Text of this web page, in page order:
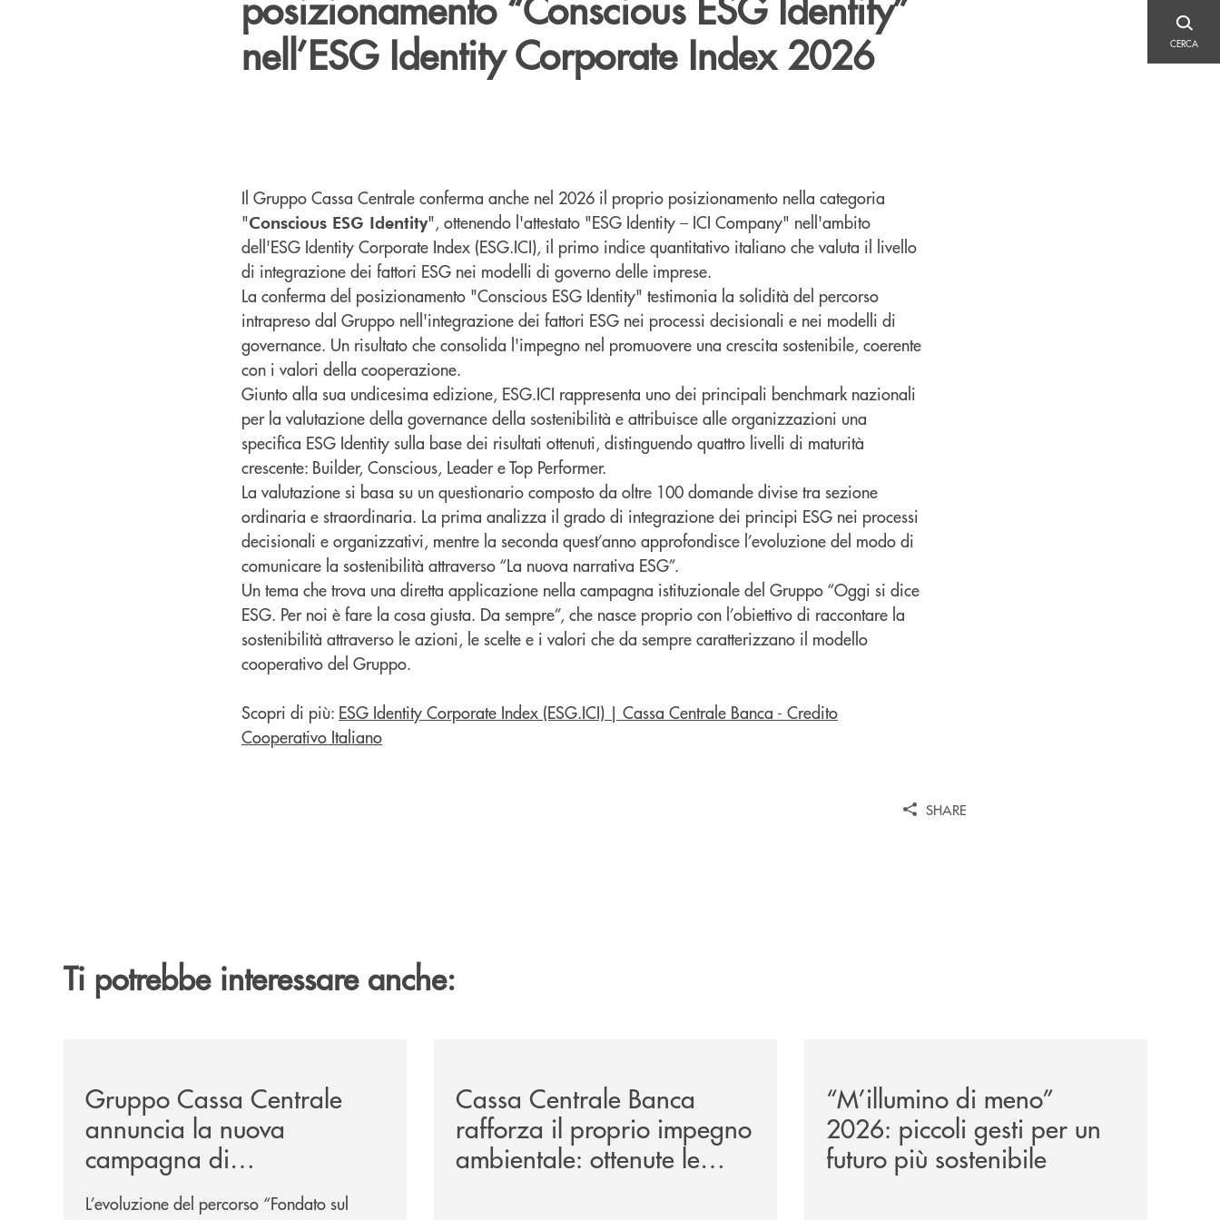
CERCA
nell’ESG Identity Corporate Index 2026
Il Gruppo Cassa Centrale conferma anche nel 2026 il proprio posizionamento nella categoria
"Conscious ESG Identity", ottenendo l'attestato "ESG Identity – ICI Company" nell'ambito
dell'ESG Identity Corporate Index (ESG.ICI), il primo indice quantitativo italiano che valuta il livello
di integrazione dei fattori ESG nei modelli di governo delle imprese.
La conferma del posizionamento "Conscious ESG Identity" testimonia la solidità del percorso
intrapreso dal Gruppo nell'integrazione dei fattori ESG nei processi decisionali e nei modelli di
governance. Un risultato che consolida l'impegno nel promuovere una crescita sostenibile, coerente
con i valori della cooperazione.
Giunto alla sua undicesima edizione, ESG.ICI rappresenta uno dei principali benchmark nazionali
per la valutazione della governance della sostenibilità e attribuisce alle organizzazioni una
specifica ESG Identity sulla base dei risultati ottenuti, distinguendo quattro livelli di maturità
crescente: Builder, Conscious, Leader e Top Performer.
La valutazione si basa su un questionario composto da oltre 100 domande divise tra sezione
ordinaria e straordinaria. La prima analizza il grado di integrazione dei principi ESG nei processi
decisionali e organizzativi, mentre la seconda quest’anno approfondisce l’evoluzione del modo di
comunicare la sostenibilità attraverso “La nuova narrativa ESG”.
Un tema che trova una diretta applicazione nella campagna istituzionale del Gruppo “Oggi si dice
ESG. Per noi è fare la cosa giusta. Da sempre”, che nasce proprio con l’obiettivo di raccontare la
sostenibilità attraverso le azioni, le scelte e i valori che da sempre caratterizzano il modello
cooperativo del Gruppo.
Scopri di più: ESG Identity Corporate Index (ESG.ICI) | Cassa Centrale Banca - Credito
Cooperativo Italiano
SHARE
Ti potrebbe interessare anche:
Gruppo Cassa Centrale
annuncia la nuova
campagna di
comunicazione
L’evoluzione del percorso “Fondato sul
Cassa Centrale Banca
rafforza il proprio impegno
ambientale: ottenute le
“M’illumino di meno”
2026: piccoli gesti per un
futuro più sostenibile